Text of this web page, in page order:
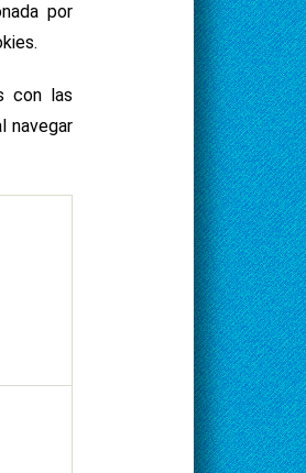
por
con las
navegar